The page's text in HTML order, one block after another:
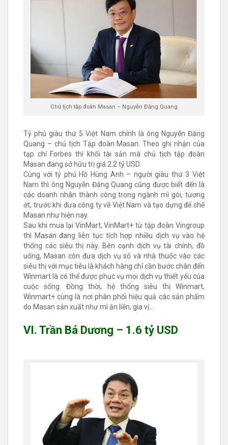
Chủ tịch tập đoàn Masan – Nguyễn Đăng Quang
Tỷ phú giàu thứ 5 Việt Nam chính là ông Nguyễn Đăng
Quang – chủ tịch Tập đoàn Masan. Theo ghi nhận của
tạp chí Forbes thì khối tài sản mà chủ tịch tập đoàn
Masan đang sở hữu trị giá 2.2 tỷ USD.
Cùng với tỷ phú Hồ Hùng Anh – người giàu thứ 3 Việt
Nam thì ông Nguyễn Đăng Quang cũng được biết đến là
các doanh nhân thành công trong ngành mì gói, tương
ớt, trước khi đưa công ty về Việt Nam và tạo dựng đế chế
Masan như hiện nay.
Sau khi mua lại VinMart, VinMart+ từ tập đoàn Vingroup
thì Masan đang liên tục tích hợp nhiều dịch vụ vào hệ
thống các siêu thị này. Bên cạnh dịch vụ tài chính, đồ
uống, Masan còn đưa dịch vụ số và nhà thuốc vào các
siêu thị với mục tiêu là khách hàng chỉ cần bước chân đến
Winmart là có thể được phục vụ mọi dịch vụ thiết yếu của
cuộc sống. Đồng thời, hệ thống siêu thị Winmart,
Winmart+ cùng là nơi phân phối hiệu quả các sản phẩm
do Masan sản xuất như mì ăn liền, gia vị…
VI. Trần Bá Dương – 1.6 tỷ USD